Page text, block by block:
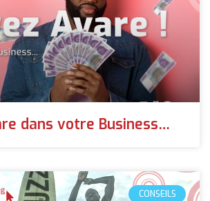
dans votre Business…
CONSEILS